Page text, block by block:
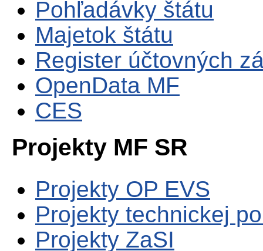
Pohľadávky štátu
Majetok štátu
Register účtovných
OpenData MF
CES
Projekty MF SR
Projekty OP EVS
Projekty technickej
Projekty ZaSI